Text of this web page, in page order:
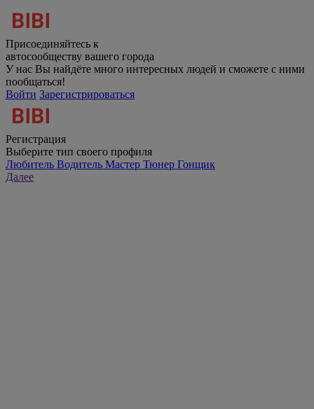
Присоединяйтесь к
автосообществу вашего города
У нас Вы найдёте много интересных людей и сможете с ними
пообщаться!
Войти Зарегистрироваться
Регистрация
Выберите тип своего профиля
Любитель Водитель Мастер Тюнер Гонщик
Далее